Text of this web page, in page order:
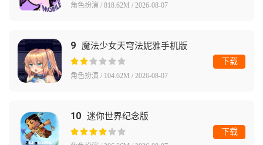
角色扮演 / 818.62M / 2026-08-07
9 魔法少女天穹法妮雅手机版
角色扮演 / 104.62M / 2026-08-07
下载
10 迷你世界纪念版
下载